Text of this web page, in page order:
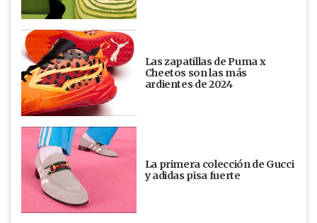
Las zapatillas de Puma x
Cheetos son las más
ardientes de 2024
La primera colección de Gucci
y adidas pisa fuerte